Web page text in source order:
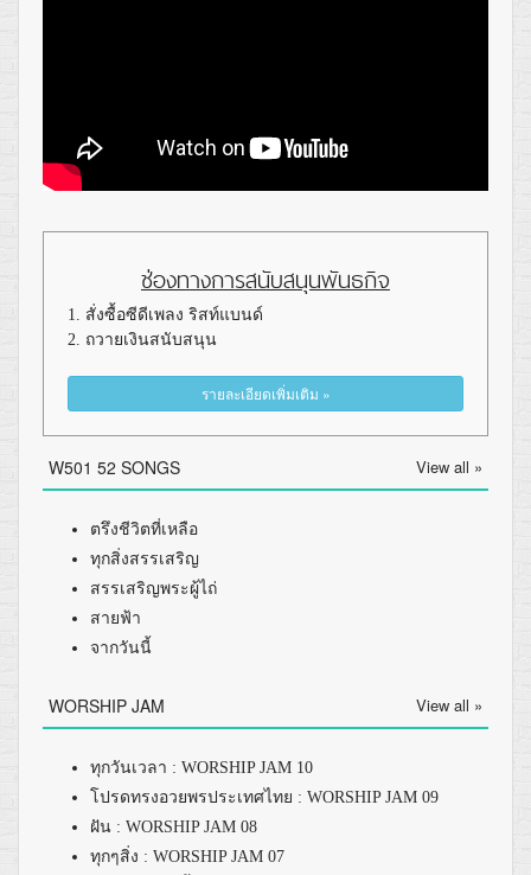
ช่องทางการสนับสนุนพันธกิจ
1. สั่งซื้อซีดีเพลง ริสท์แบนด์
2. ถวายเงินสนับสนุน
รายละเอียดเพิ่มเติม »
W501 52 SONGS View all »
ตรึงชีวิตที่เหลือ
ทุกสิ่งสรรเสริญ
สรรเสริญพระผู้ไถ่
สายฟ้า
จากวันนี้
WORSHIP JAM View all »
ทุกวันเวลา : WORSHIP JAM 10
โปรดทรงอวยพรประเทศไทย : WORSHIP JAM 09
ฝัน : WORSHIP JAM 08
ทุกๆสิ่ง : WORSHIP JAM 07